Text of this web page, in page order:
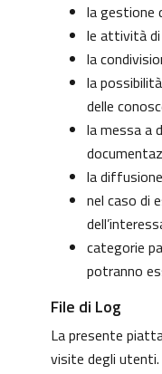
la gestione
le attività di
la
la
delle
la messa a
la
nel caso di
categorie
potranno
File di Log
La presente
visite degli utenti.